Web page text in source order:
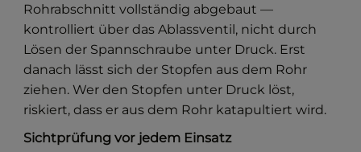
Rohrabschnitt vollständig abgebaut —
kontrolliert über das Ablassventil, nicht durch
Lösen der Spannschraube unter Druck. Erst
danach lässt sich der Stopfen aus dem Rohr
ziehen. Wer den Stopfen unter Druck löst,
riskiert, dass er aus dem Rohr katapultiert wird.
Sichtprüfung vor jedem Einsatz